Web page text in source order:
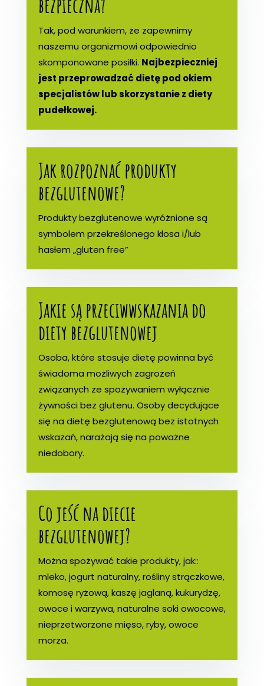
Tak, pod warunkiem, że zapewnimy
naszemu organizmowi odpowiednio
skomponowane posiłki. Najbezpieczniej
jest przeprowadzać dietę pod okiem
specjalistów lub skorzystanie z diety
pudełkowej.
Jak rozpoznać produkty
bezglutenowe?
Produkty bezglutenowe wyróżnione są
symbolem przekreślonego kłosa i/lub
hasłem „gluten free”
Jakie są przeciwwskazania do
diety bezglutenowej
Osoba, które stosuje dietę powinna być
świadoma możliwych zagrożeń
związanych ze spożywaniem wyłącznie
żywności bez glutenu. Osoby decydujące
się na dietę bezglutenową bez istotnych
wskazań, narażają się na poważne
niedobory.
Co jeść na diecie
bezglutenowej?
Można spożywać takie produkty, jak::
mleko, jogurt naturalny, rośliny strączkowe,
komosę ryżową, kaszę jaglaną, kukurydzę,
owoce i warzywa, naturalne soki owocowe,
nieprzetworzone mięso, ryby, owoce
morza.